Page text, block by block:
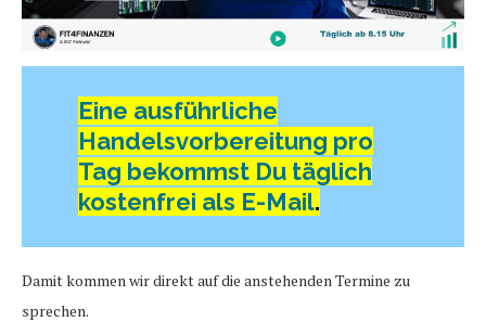
Eine ausführliche
Handelsvorbereitung pro
Tag bekommst Du täglich
kostenfrei als E-Mail.
Damit kommen wir direkt auf die anstehenden Termine zu
sprechen.